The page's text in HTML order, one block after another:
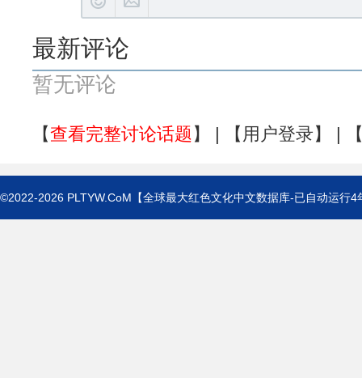
最新评论
暂无评论
【查看完整讨论话题】 | 【 用户登录】 |
©2022-2026 PLTYW.CoM 【全球最大红色文化中文数据库-已自动运行4